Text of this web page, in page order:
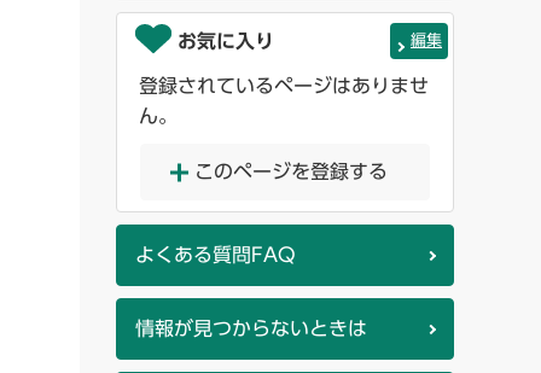
お気に入り 編集
登録されているページはありませ
ん。
このページを登録する
よくある質問FAQ
情報が見つからないときは